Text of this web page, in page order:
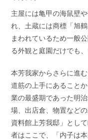
主屋には亀甲の海鼠壁
れ、土蔵には商標「旭
まわれているため一般
る外観と庭園だけでも
本芳我家からさらに進
道筋の上手にあること
業の最盛期であった明
場、出店倉、物置など
資料館上芳我邸」とし
者はここで、「内子は